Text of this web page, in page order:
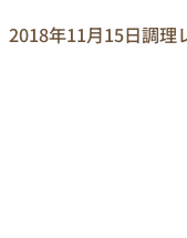
2018年11月15日調理